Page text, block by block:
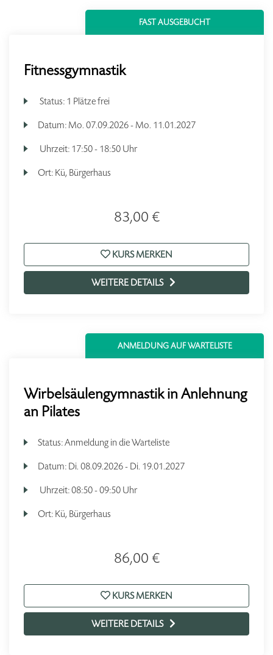
FAST AUSGEBUCHT
Fitnessgymnastik
Status: 1 Plätze frei
Datum: Mo. 07.09.2026 - Mo. 11.01.2027
Uhrzeit: 17:50 - 18:50 Uhr
Ort: Kü, Bürgerhaus
83,00 €
KURS MERKEN
WEITERE DETAILS
ANMELDUNG AUF WARTELISTE
Wirbelsäulengymnastik in Anlehnung
an Pilates
Status:Anmeldung in die Warteliste
Datum: Di. 08.09.2026 - Di. 19.01.2027
Uhrzeit:08:50 - 09:50 Uhr
Ort: Kü, Bürgerhaus
86,00 €
KURS MERKEN
WEITERE DETAILS